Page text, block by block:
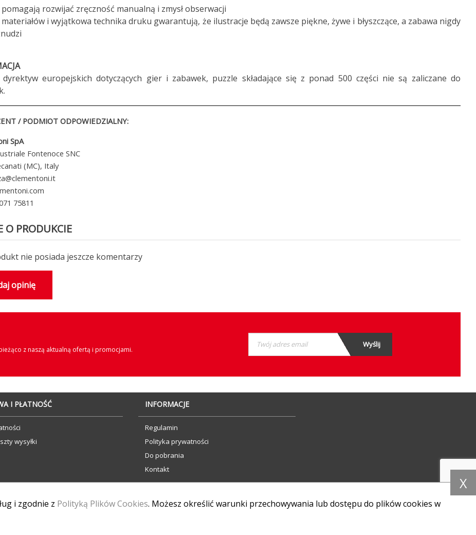
i zgodnie z Polityką Plików Cookies. Możesz określić warunki przechowywania lub dostępu do plików cookies w
X
pomagają rozwijać zręczność manualną i zmysł obserwacji
materiałów i wyjątkowa technika druku gwarantują, że ilustracje będą zawsze piękne, żywe i błyszczące, a zabawa nigdy
dyrektyw europejskich dotyczących gier i zabawek, puzzle składające się z ponad 500 części nie są zaliczane do
/ PODMIOT ODPOWIEDZIALNY:
SpA
Fontenoce SNC
(MC), Italy
75811
O PRODUKCIE
nie posiada jeszcze komentarzy
opinię
z naszą aktualną ofertą i promocjami.
I PŁATNOŚĆ
wysyłki
INFORMACJE
Regulamin
Polityka prywatności
Do pobrania
Kontakt